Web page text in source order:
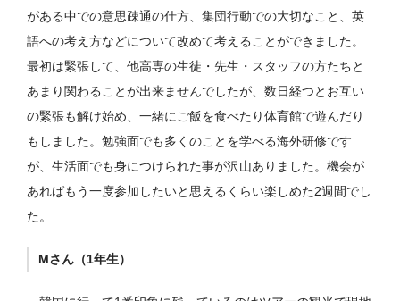
がある中での意思疎通の仕方、集団行動での大切なこと、英
語への考え方などについて改めて考えることができました。
最初は緊張して、他高専の生徒・先生・スタッフの方たちと
あまり関わることが出来ませんでしたが、数日経つとお互い
の緊張も解け始め、一緒にご飯を食べたり体育館で遊んだり
もしました。勉強面でも多くのことを学べる海外研修です
が、生活面でも身につけられた事が沢山ありました。機会が
あればもう一度参加したいと思えるくらい楽しめた2週間でし
た。
Mさん（1年生）